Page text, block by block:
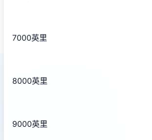
7000英里
8000英里
9000英里